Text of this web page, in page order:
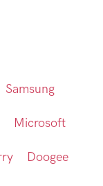
Samsung
Microsoft
Doogee